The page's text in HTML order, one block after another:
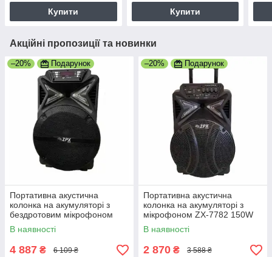
Купити Купити
Акційні пропозиції та новинки
–20% Подарунок
Портативна акустична
колонка на акумуляторі з
бездротовим мікрофоном
ZX-7781 350W 15"
USB/FM/Bluetooth
В наявності
4 887 ₴ 6 109 ₴
–20% Подарунок
Портативна акустична
колонка на акумуляторі з
мікрофоном ZX-7782 150W
12" USB/FM/Bluetooth
В наявності
2 870 ₴ 3 588 ₴